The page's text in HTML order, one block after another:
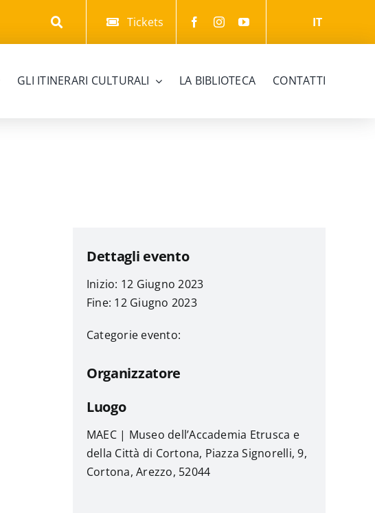
Tickets IT
GLI ITINERARI CULTURALI LA BIBLIOTECA CONTATTI
Dettagli evento
Inizio: 12 Giugno 2023
Fine: 12 Giugno 2023
Categorie evento:
Organizzatore
Luogo
MAEC | Museo dell’Accademia Etrusca e
della Città di Cortona, Piazza Signorelli, 9,
Cortona, Arezzo, 52044